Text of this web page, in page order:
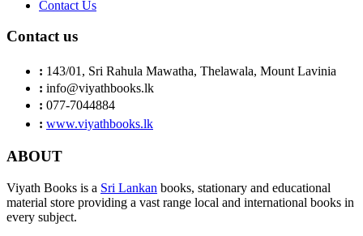
Contact Us
Contact us
: 143/01, Sri Rahula Mawatha, Thelawala, Mount Lavinia
: info@viyathbooks.lk
: 077-7044884
: www.viyathbooks.lk
ABOUT
Viyath Books is a Sri Lankan books, stationary and educational
material store providing a vast range local and international books in
every subject.